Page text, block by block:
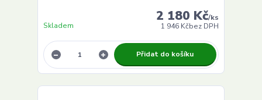
2 180 Kč/ks
1 946 Kčbez DPH
Skladem
Přidat do košíku